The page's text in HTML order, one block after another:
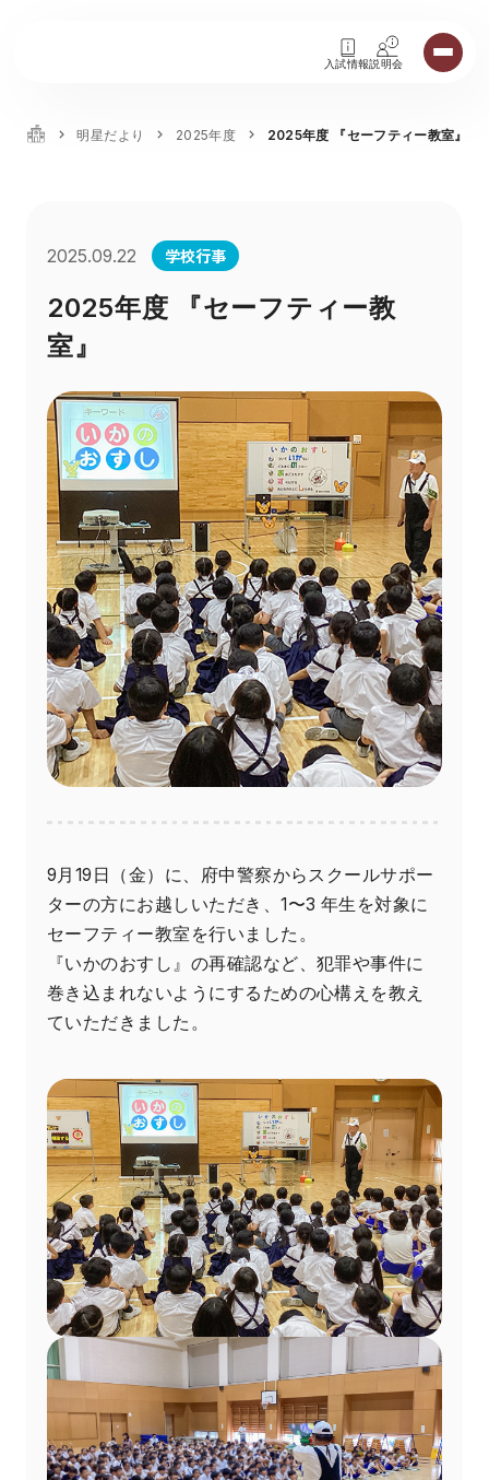
入試情報説明会
明星だより 2025年度 2025年度 『セーフティー教室』
2025.09.22 学校行事
2025年度 『セーフティー教
室』
9月19日（金）に、府中警察からスクールサポー
ターの方にお越しいただき、1〜3 年生を対象に
セーフティー教室を行いました。
『いかのおすし』の再確認など、犯罪や事件に
巻き込まれないようにするための心構えを教え
ていただきました。